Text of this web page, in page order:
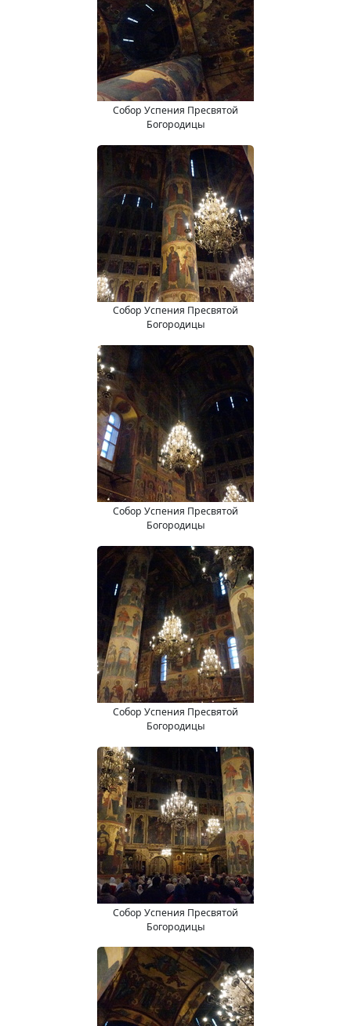
Собор Успения Пресвятой
Богородицы
Собор Успения Пресвятой
Богородицы
Собор Успения Пресвятой
Богородицы
Собор Успения Пресвятой
Богородицы
Собор Успения Пресвятой
Богородицы